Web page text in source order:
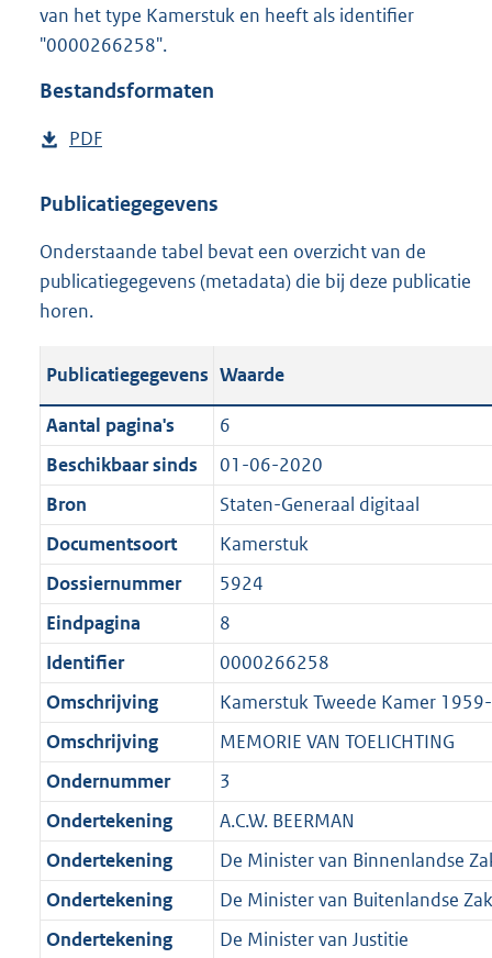
o
van het type Kamerstuk en heeft als identifier
"0000266258".
Bestandsformaten
D
w
l
o
a
p
u
b
l
c
a
t
e
i
n
o
r
m
a
a
t
PDF
Publicatiegegevens
Onderstaande tabel bevat een overzicht van de
publicatiegegevens (metadata) die bij deze publicatie
horen.
Publicatiegegevens Waarde
Aantal pagina's
6
Beschikbaar sinds
01-06-2020
Bron
Staten-Generaal digitaal
Documentsoort
Kamerstuk
Dossiernummer
5924
Eindpagina
8
Identifier
0000266258
Omschrijving
Kamerstuk Tweede Kamer
Omschrijving
MEMORIE VAN TOELICHTING
Ondernummer
3
Ondertekening
A.C.W. BEERMAN
Ondertekening
De Minister van Binnenlandse
Ondertekening
De Minister van Buitenlandse
Ondertekening
De Minister van Justitie